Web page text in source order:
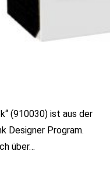
(910030) ist aus der
Designer Program.
über…